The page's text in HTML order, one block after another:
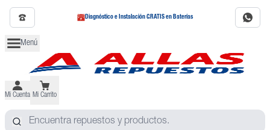
Diagnóstico e Instalación GRATIS en Baterías
Menú
Mi Cuenta Mi Carrito